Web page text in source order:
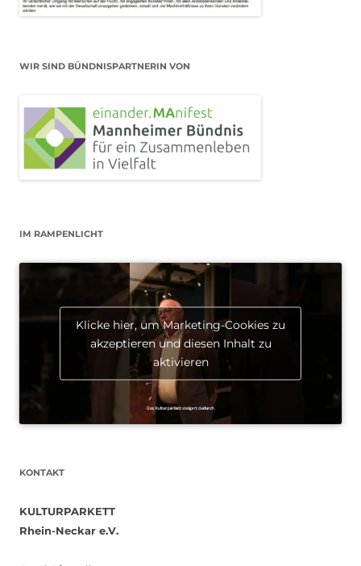
WIR SIND BÜNDNISPARTNERIN VON
IM RAMPENLICHT
Klicke hier, um Marketing-Cookies zu
akzeptieren und diesen Inhalt zu
aktivieren
KONTAKT
KULTURPARKETT
Rhein-Neckar e.V.